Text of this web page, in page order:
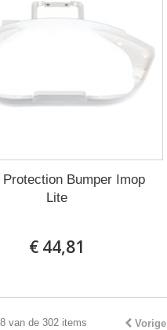
Bumper Imop
Lite
€ 44,81
Vorige
van de 302 items